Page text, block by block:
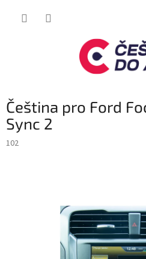
Čeština pro Ford
Sync 2
102